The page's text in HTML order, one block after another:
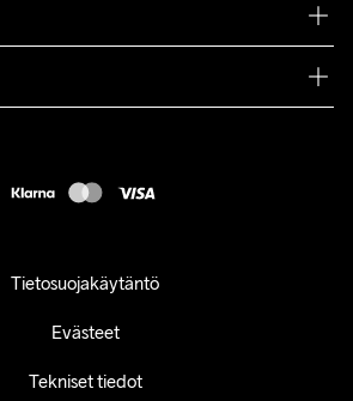
Tietosuojakäytäntö
Evästeet
Tekniset tiedot